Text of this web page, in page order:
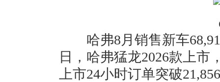
哈弗8月销售新车
日，哈弗猛龙2026款上市
上市24小时订单突破